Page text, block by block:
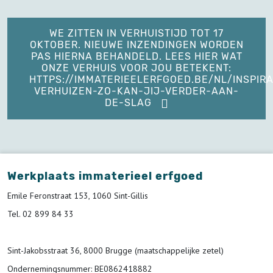
WE ZITTEN IN VERHUISTIJD TOT 17
OKTOBER. NIEUWE INZENDINGEN WORDEN
PAS HIERNA BEHANDELD. LEES HIER WAT
ONZE VERHUIS VOOR JOU BETEKENT:
HTTPS://IMMATERIEELERFGOED.BE/NL/
VERHUIZEN-ZO-KAN-JIJ-VERDER-AAN-
DE-SLAG
Werkplaats immaterieel erfgoed
Emile Feronstraat 153, 1060 Sint-Gillis
Tel. 02 899 84 33
Sint-Jakobsstraat 36, 8000 Brugge (maatschappelijke zetel)
Ondernemingsnummer: BE0862418882